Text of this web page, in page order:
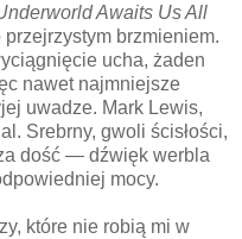
Awaits Us All
brzmieniem.
ucha, żaden
nawet najmniejsze
uwadze. Mark Lewis,
Srebrny, gwoli ścisłości,
dość — dźwięk werbla
mocy.
które nie robią mi w